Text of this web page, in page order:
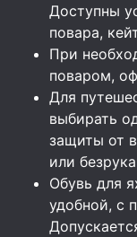
Доступны
повара,
При
поваром,
Для
выбирать
защиты от
или
Обувь для
удобной, с